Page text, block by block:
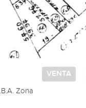
VENTA
Zona